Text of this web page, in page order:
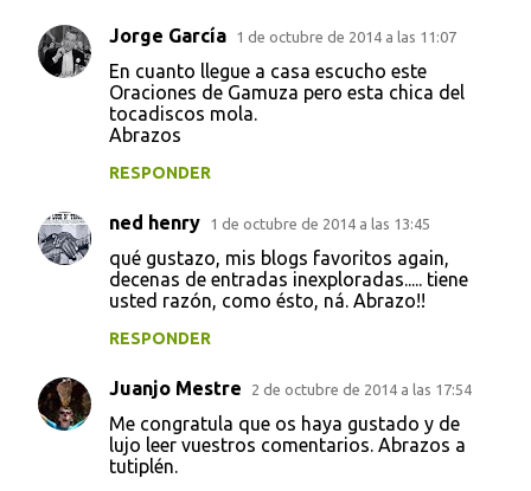
Jorge García 1 de octubre de 2014 a las 11:07
En cuanto llegue a casa escucho este
Oraciones de Gamuza pero esta chica del
tocadiscos mola.
Abrazos
RESPONDER
ned henry 1 de octubre de 2014 a las 13:45
qué gustazo, mis blogs favoritos again,
decenas de entradas inexploradas..... tiene
usted razón, como ésto, ná. Abrazo!!
RESPONDER
Juanjo Mestre 2 de octubre de 2014 a las 17:54
Me congratula que os haya gustado y de
lujo leer vuestros comentarios. Abrazos a
tutiplén.